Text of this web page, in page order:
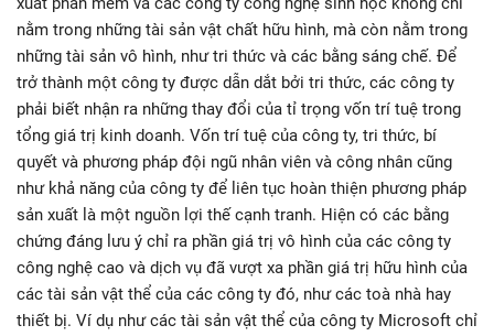
nằm trong những tài sản vật chất hữu hình, mà còn nằm trong
những tài sản vô hình, như tri thức và các bằng sáng chế. Để
trở thành một công ty được dẫn dắt bởi tri thức, các công ty
phải biết nhận ra những thay đổi của tỉ trọng vốn trí tuệ trong
tổng giá trị kinh doanh. Vốn trí tuệ của công ty, tri thức, bí
quyết và phương pháp đội ngũ nhân viên và công nhân cũng
như khả năng của công ty để liên tục hoàn thiện phương pháp
sản xuất là một nguồn lợi thế cạnh tranh. Hiện có các bằng
chứng đáng lưu ý chỉ ra phần giá trị vô hình của các công ty
công nghệ cao và dịch vụ đã vượt xa phần giá trị hữu hình của
các tài sản vật thể của các công ty đó, như các toà nhà hay
thiết bị. Ví dụ như các tài sản vật thể của công ty Microsoft chỉ